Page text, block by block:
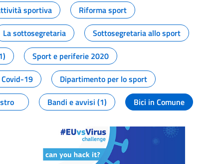
sportiva
Riforma sport
La sottosegretaria
Sottosegretaria allo sport
Sport e periferie 2020
Covid-19
Dipartimento per lo sport
Bandi e avvisi (1) Bici in Comune